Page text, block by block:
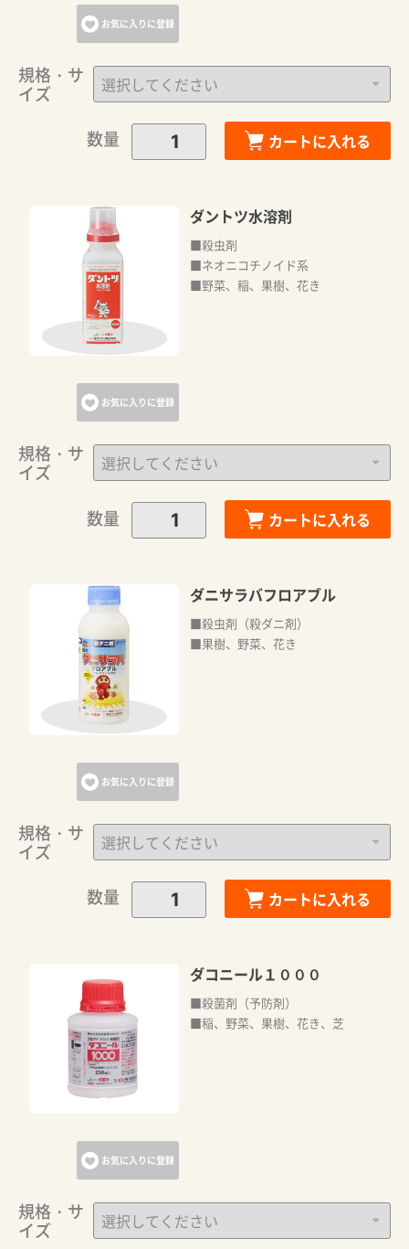
お気に入りに登録
規格・サ
イズ
数量
カートに入れる
お気に入りに登録
ダントツ水溶剤
■殺虫剤
■ネオニコチノイド系
■野菜、稲、果樹、花き
規格・サ
イズ
数量
カートに入れる
お気に入りに登録
ダニサラバフロアブル
■殺虫剤（殺ダニ剤）
■果樹、野菜、花き
規格・サ
イズ
数量
カートに入れる
お気に入りに登録
ダコニール１０００
■殺菌剤（予防剤）
■稲、野菜、果樹、花き、芝
規格・サ
イズ